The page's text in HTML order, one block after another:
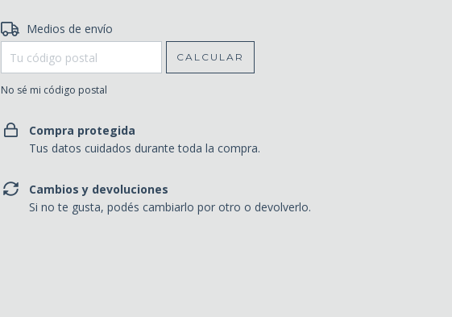
Entregas para el CP:
Medios de envío
CALCULAR
No sé mi código postal
Compra protegida
Tus datos cuidados durante toda la compra.
Cambios y devoluciones
Si no te gusta, podés cambiarlo por otro o devolverlo.